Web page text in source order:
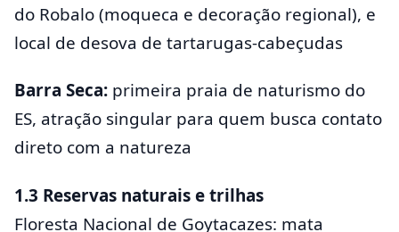
do Robalo (moqueca e decoração regional), e
local de desova de tartarugas-cabeçudas
Barra Seca: primeira praia de naturismo do
ES, atração singular para quem busca contato
direto com a natureza
1.3 Reservas naturais e trilhas
Floresta Nacional de Goytacazes: mata